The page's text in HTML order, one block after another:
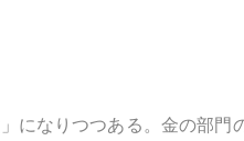
になりつつある。金の部